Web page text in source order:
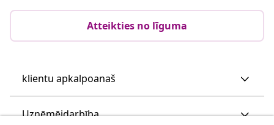
Atteikties no līguma
klientu apkalpoanaš
Uzņēmējdarbība